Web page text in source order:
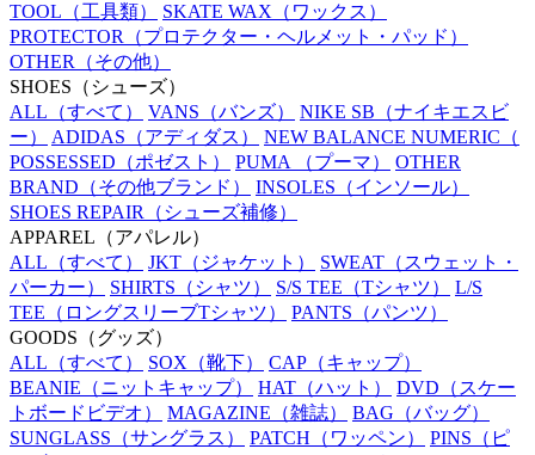
TOOL （工具類） SKATE WAX （ワックス）
PROTECTOR （プロテクター・ヘルメット・パッド）
OTHER （その他）
SHOES （シューズ）
ALL （すべて） VANS （バンズ） NIKE SB （ナイキエスビ
ー）
ADIDAS （アディダス） NEW BALANCE NUMERIC （
POSSESSED （ポゼスト） PUMA （プーマ）
OTHER
BRAND （その他ブランド） INSOLES （インソール）
SHOES REPAIR （シューズ補修）
APPAREL （アパレル）
ALL （すべて） JKT （ジャケット） SWEAT （スウェット・
パーカー）
SHIRTS （シャツ） S/S TEE （Tシャツ）
L/S
TEE （ロングスリーブTシャツ） PANTS （パンツ）
GOODS （グッズ）
ALL （すべて） SOX （靴下） CAP （キャップ）
BEANIE （ニットキャップ） HAT （ハット） DVD （スケー
トボードビデオ）
MAGAZINE （雑誌） BAG （バッグ）
SUNGLASS （サングラス） PATCH （ワッペン） PINS （ピ